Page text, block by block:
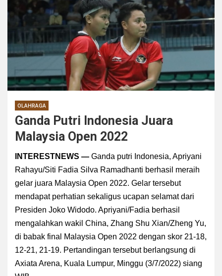
OLAHRAGA
Ganda Putri Indonesia Juara
Malaysia Open 2022
INTERESTNEWS — Ganda putri Indonesia, Apriyani
Rahayu/Siti Fadia Silva Ramadhanti berhasil meraih
gelar juara Malaysia Open 2022. Gelar tersebut
mendapat perhatian sekaligus ucapan selamat dari
Presiden Joko Widodo. Apriyani/Fadia berhasil
mengalahkan wakil China, Zhang Shu Xian/Zheng Yu,
di babak final Malaysia Open 2022 dengan skor 21-18,
12-21, 21-19. Pertandingan tersebut berlangsung di
Axiata Arena, Kuala Lumpur, Minggu (3/7/2022) siang